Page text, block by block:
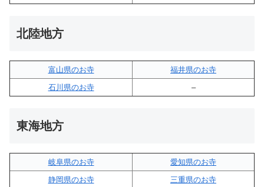
北陸地方
富山県のお寺
福井県のお寺
石川県のお寺
–
東海地方
岐阜県のお寺
愛知県のお寺
静岡県のお寺
三重県のお寺